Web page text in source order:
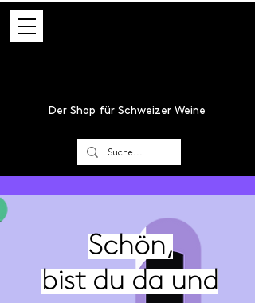
Der Shop für Schweizer Weine
Schön,
bist du da und